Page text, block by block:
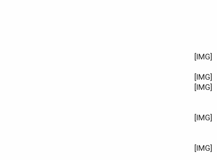
[IMG]
[IMG]
[IMG]
[IMG]
[IMG]